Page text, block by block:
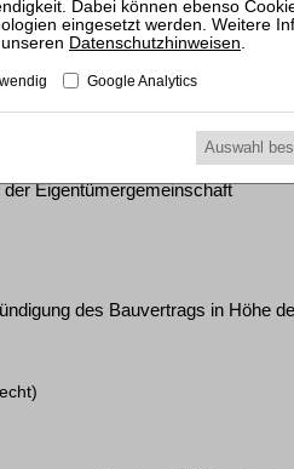
durch den
und Vollstreckungsrecht)
Eigentümergemeinschaft
des Bauvertrags in Höhe
Datenschutzhinweisen.
Google Analytics
Auswahl